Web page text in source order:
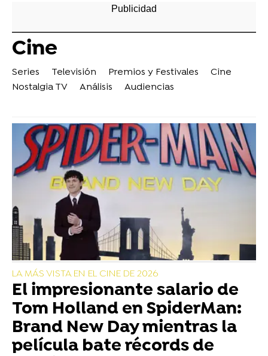
Cine
Series Televisión Premios y Festivales
Cine
Nostalgia TV
Análisis Audiencias
LA MÁS VISTA EN EL CINE DE 2026
El impresionante salario de
Tom Holland en SpiderMan:
Brand New Day mientras la
película bate récords de